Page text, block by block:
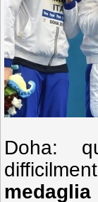
Doha:
medaglia